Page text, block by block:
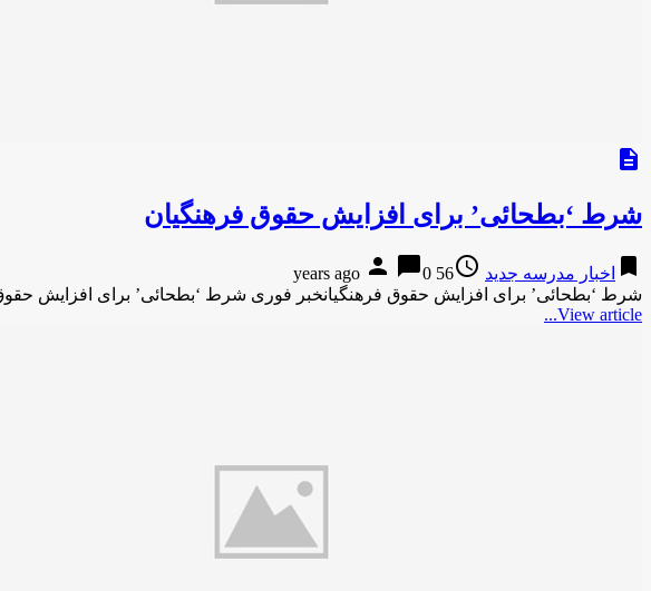
description
شرط ‘بطحائی’ برای افزایش حقوق فرهنگیان
bookmark اخبار مدرسه جدید access_time
56 years ago
person chat_bubble0
شرط ‘بطحائی’ برای افزایش حقوق فرهنگیانخبر فوری شرط ‘بطحائی’ برای افزایش
View article...